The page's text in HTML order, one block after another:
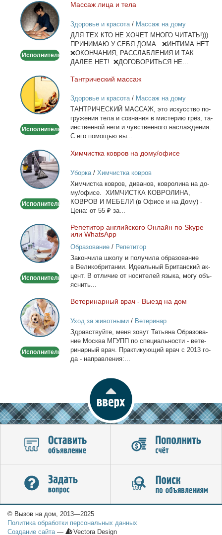
Массаж
лица
и
тела
Исполнитель
Мас­саж ли­ца и те­ла
Здоровье и красота/ Массаж на дому
ДЛЯ ТЕХ КТО НЕ ХОЧЕТ МНОГО ЧИТАТЬ!)))
ПРИНИМАЮ У СЕБЯ ДОМА. ❌ИНТИМА НЕТ
❌ОКОНЧАНИЯ, РАССЛАБЛЕНИЯ И ТАК
ДАЛЕЕ НЕТ! ❌ДОГОВОРИТЬСЯ НЕ...
Тантрический
массаж
Исполнитель
Тан­три­че­ский мас­саж
Здоровье и красота/ Массаж на дому
ТАНТРИЧЕСКИЙ МАССАЖ, это ис­кус­ство по­
гру­же­ния те­ла и со­зна­ния в ми­сте­рию грёз, та­
ин­ствен­ной неги и чув­ствен­но­го на­сла­жде­ния.
С его по­мо­щью вы...
Химчистка
ковров
на
дому/
Исполнитель
Хим­чист­ка ков­ров на до­му/офи­се
Уборка/ Химчистка ковров
Хим­чист­ка ков­ров, ди­ва­нов, ков­ро­ли­на на до­
му/офи­се. ХИМЧИСТКА КОВРОЛИНА,
КОВРОВ И МЕБЕЛИ (в Офи­се и на До­му) -
Це­на: от 55 ₽ за...
Репетитор
английского
Онлайн
по
или
Исполнитель
Ре­пе­ти­тор ан­глий­ско­го Он­лайн по Skype
или WhatsApp
Образование/ Репетитор
За­кон­чи­ла шко­лу и по­лу­чи­ла об­ра­зо­ва­ние
в Ве­ли­ко­бри­та­нии. Иде­аль­ный Бри­тан­ский ак­
цент. В от­ли­чие от но­си­те­лей язы­ка, мо­гу объ­
яс­нить...
Ветеринарный
врач
-
Выезд
дом
Исполнитель
Ве­те­ри­нар­ный врач - Вы­езд на дом
Уход за животными/ Ветеринар
Здрав­ствуй­те, ме­ня зо­вут Та­тья­на Об­ра­зо­ва­
ние Москва МГУПП по спе­ци­аль­но­сти - ве­те­
ри­нар­ный врач. Прак­ти­ку­ю­щий врач с 2013 го­
да - на­прав­ле­ния:...
© Вызов на дом, 2013—2025
Политика обработки персональных данных
Создание сайта— Vectora Design